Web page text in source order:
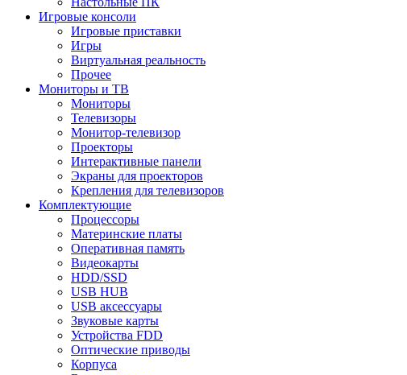
Игровые консоли
Игровые приставки
Игры
Виртуальная реальность
Прочее
Мониторы и ТВ
Мониторы
Телевизоры
Монитор-телевизор
Проекторы
Интерактивные панели
Экраны для проекторов
Крепления для телевизоров
Комплектующие
Процессоры
Материнские платы
Оперативная память
Видеокарты
HDD/SSD
USB HUB
USB аксессуары
Звуковые карты
Устройства FDD
Оптические приводы
Корпуса